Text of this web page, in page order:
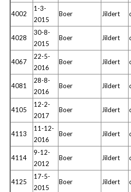
4002
1-3-
2015
Boer Jildert
4028
30-8-
2015
Boer Jildert
4067
22-5-
2016
Boer Jildert
4081
28-8-
2016
Boer Jildert
4105
12-2-
2017
Boer Jildert
4113
11-12-
2016
Boer Jildert
4114
9-12-
2012
Boer Jildert
4125
17-5-
2015
Boer Jildert